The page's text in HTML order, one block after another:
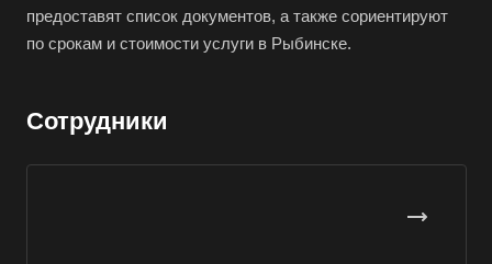
предоставят список документов, а также сориентируют
по срокам и стоимости услуги в Рыбинске.
Сотрудники
Валуйки
Великие Луки
Великий Устюг